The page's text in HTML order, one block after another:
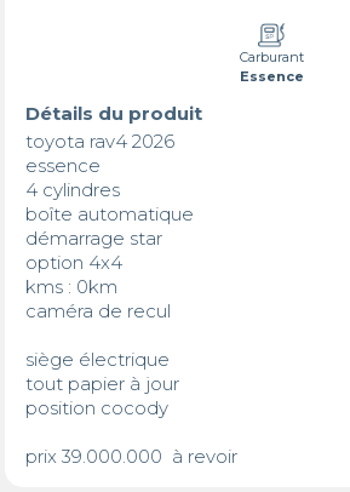
Carburant
Essence
Détails du produit
toyota rav4 2026
essence
4 cylindres
boîte automatique
démarrage star
option 4x4
kms : 0km
caméra de recul
siège électrique
tout papier à jour
position cocody
prix 39.000.000  à revoir